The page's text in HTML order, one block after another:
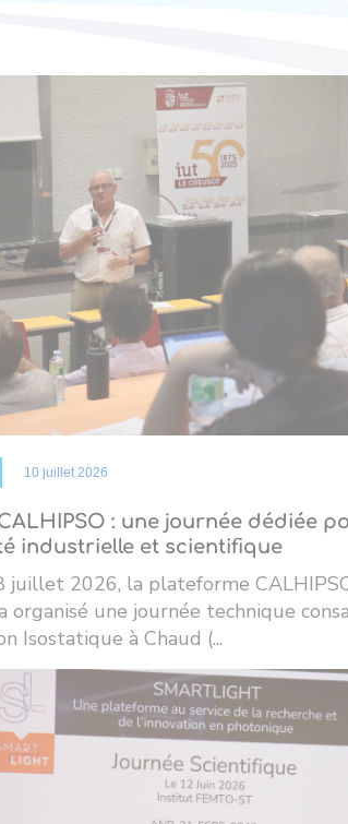
10 juillet 2026
: une journée dédiée
industrielle et scientifique
juillet 2026, la plateforme
organisé une journée technique
Isostatique à Chaud (...